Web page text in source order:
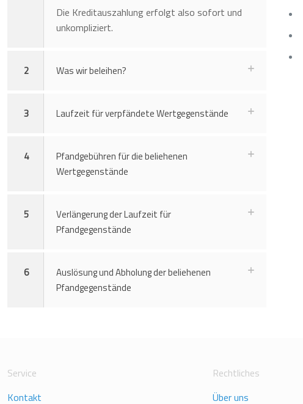
Die Kreditauszahlung erfolgt also sofort und
unkompliziert.
2 Was wir beleihen?
3 Laufzeit für verpfändete Wertgegenstände
4
Pfandgebühren für die beliehenen
Wertgegenstände
5
Verlängerung der Laufzeit für
Pfandgegenstände
6
Auslösung und Abholung der beliehenen
Pfandgegenstände
Service
Kontakt
Rechtliches
Über uns